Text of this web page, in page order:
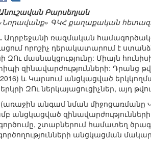
Բարսեղյան
ԳԿՀ քաղաքական
Ադրբեջանի ռազմական
որոշիչ դերակատարում է
ԶՈւ մասնակցությունը: Միայն
զինավարժությունների: Դրանց
2016) և Կարսում անցկացված
ԶՈւ ներկայացուցիչներ, այդ
(առաջին անգամ նման
անցկացված
շտաբներում համատեղ
անցկացման